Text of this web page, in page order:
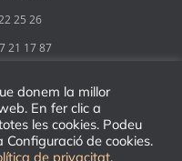
25 26
21 17 87
donem la millor
En fer clic a
les cookies. Podeu
de cookies.
de privacitat.